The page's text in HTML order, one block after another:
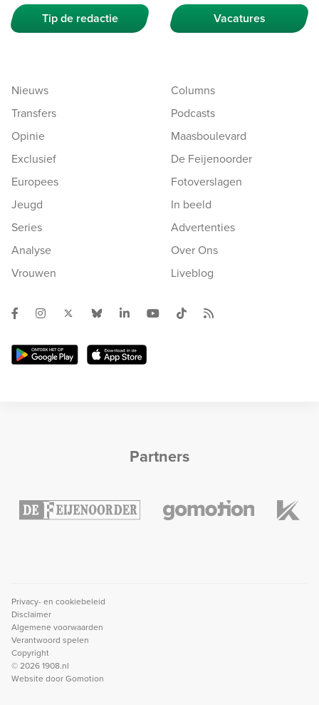
Tip de redactie Vacatures
Nieuws
Transfers
Opinie
Exclusief
Europees
Jeugd
Series
Analyse
Vrouwen
Columns
Podcasts
Maasboulevard
De Feijenoorder
Fotoverslagen
In beeld
Advertenties
Over Ons
Liveblog
Partners
Privacy- en cookiebeleid
Disclaimer
Algemene voorwaarden
Verantwoord spelen
Copyright
© 2026 1908.nl
Website doorGomotion